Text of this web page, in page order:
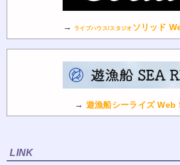
→ ライブハウス/スタジオ ソリッド
→ 遊漁船シーライズ Web
LINK